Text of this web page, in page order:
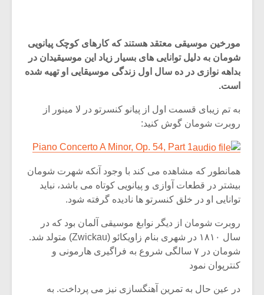
مورخین موسیقی معتقد هستند که کارهای کوچک پیانویی
شومان به دلیل توانایی های بسیار زیاد این موسیقیدان در
بداهه نوازی در ده سال اول زندگی موسیقایی او تهیه شده
است.
به تم زیبای قسمت اول از پیانو کنسرتو در لا مینور از
روبرت شومان گوش کنید:
Piano Concerto A Minor, Op. 54, Part 1
همانطور که مشاهده می کند با وجود آنکه شهرت شومان
بیشتر در قطعات آوازی و پیانویی کوتاه می باشد، نباید
توانایی او در خلق کنسرتو ها نادیده گرفته شود.
روبرت شومان از دیگر نوابغ موسیقی آلمان بود که در
سال ۱۸۱۰ در شهری بنام زاویکائو (Zwickau) متولد شد.
شومان در ۷ سالگی شروع به فراگیری هارمونی و
کنترپوان نمود
در عین حال به تمرین آهنگسازی نیز می پرداخت. به